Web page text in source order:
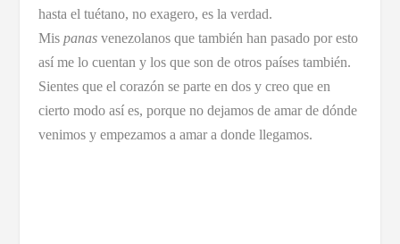
hasta el tuétano, no exagero, es la verdad.
Mis panasvenezolanos que también han pasado por esto
así me lo cuentan y los que son de otros países también.
Sientes que el corazón se parte en dos y creo que en
cierto modo así es, porque no dejamos de amar de dónde
venimos y empezamos a amar a donde llegamos.